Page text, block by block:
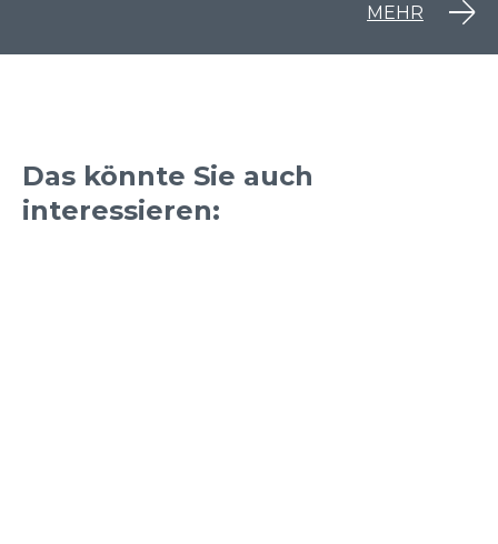
MEHR
Das könnte Sie auch
interessieren: